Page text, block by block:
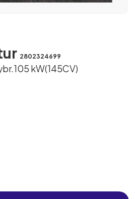
2802324699
kW(145CV)